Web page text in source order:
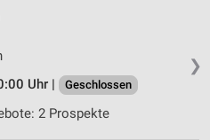
❯
Uhr |
Geschlossen
2 Prospekte